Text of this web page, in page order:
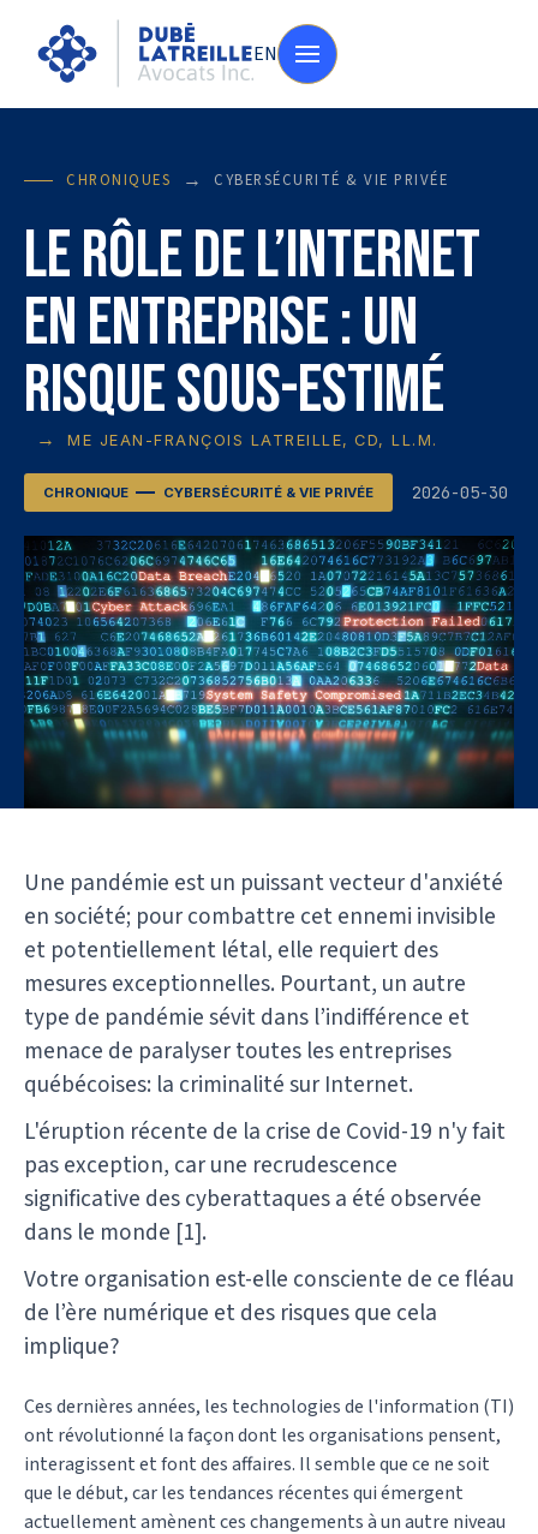
EN
CHRONIQUES → CYBERSÉCURITÉ & VIE PRIVÉE
Le rôle de l’internet
en entreprise : un
risque sous-estimé
→ ME JEAN-FRANÇOIS LATREILLE, CD, LL.M.
CHRONIQUE CYBERSÉCURITÉ & VIE PRIVÉE 2026-05-30
Une pandémie est un puissant vecteur d'anxiété
en société; pour combattre cet ennemi invisible
et potentiellement létal, elle requiert des
mesures exceptionnelles. Pourtant, un autre
type de pandémie sévit dans l’indifférence et
menace de paralyser toutes les entreprises
québécoises: la criminalité sur Internet.
L'éruption récente de la crise de Covid-19 n'y fait
pas exception, car une recrudescence
significative des cyberattaques a été observée
dans le monde [1].
Votre organisation est-elle consciente de ce fléau
de l’ère numérique et des risques que cela
implique?
Ces dernières années, les technologies de l'information (TI)
ont révolutionné la façon dont les organisations pensent,
interagissent et font des affaires. Il semble que ce ne soit
que le début, car les tendances récentes qui émergent
actuellement amènent ces changements à un autre niveau